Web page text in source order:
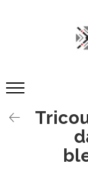
Toate produsele
Tricouri bărbați
Tricouri copii
Tricouri sport tehnice
Bluze si hanorace